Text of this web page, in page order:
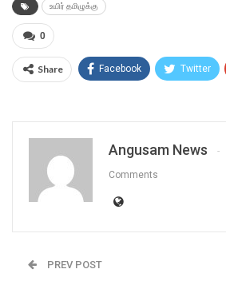
உயிர் தமிழுக்கு
0
Share Facebook Twitter
Angusam News
Comments
PREV POST